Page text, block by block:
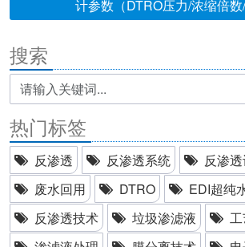
计参数（DTRO压力/浓缩倍数/
搜索
热门标签
反渗透 反渗透系统 反渗
废水回用
DTRO EDI超纯
反渗透技术
垃圾渗滤液